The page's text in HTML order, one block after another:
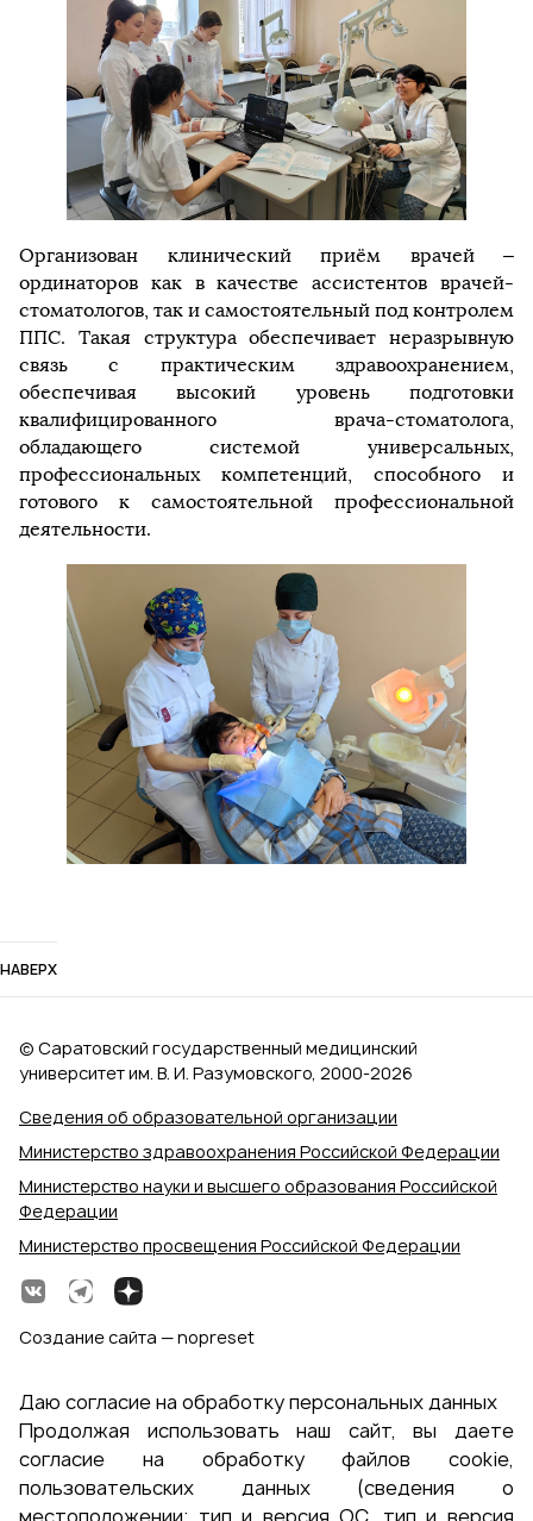
Организован клинический приём врачей –
ординаторов как в качестве ассистентов врачей-
стоматологов, так и самостоятельный под контролем
ППС. Такая структура обеспечивает неразрывную
связь с практическим здравоохранением,
обеспечивая высокий уровень подготовки
квалифицированного врача-стоматолога,
обладающего системой универсальных,
профессиональных компетенций, способного и
готового к самостоятельной профессиональной
деятельности.
НАВЕРХ
Сведения об образовательной организации
Министерство здравоохранения Российской Федерации
Министерство науки и высшего образования Российской
Федерации
Министерство просвещения Российской Федерации
© Саратовский государственный медицинский
университет им. В. И. Разумовского, 2000‑2026
Создание сайта — nopreset
Даю согласие на обработку персональных данных
Продолжая использовать наш сайт, вы даете
согласие на обработку файлов cookie,
пользовательских данных (сведения о